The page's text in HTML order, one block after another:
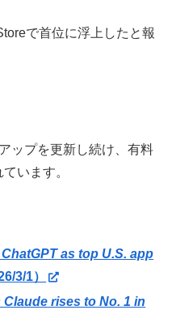
で首位に浮上したと報
ップを更新し続け、有料
います。
as top U.S. app
3/1）
Claude rises to No. 1 in